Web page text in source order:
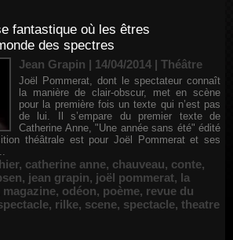
fantastique où les êtres
des spectres
Jean Grapin | 14/04/2014 | Théâtre
Joël Pommerat, dont le spectateur connaît
la manière de clair-obscur, met en scène
pour la première fois un texte qui n’est pas
de lui. Il s’empare du premier texte de
Catherine Anne, "Une année sans été" édité
théâtrale est pour Joël Pommerat et ses
, catherine anne, chauveau, conte,
, jean grapin, joël pommerat, la
magazine, odéon, poème, revue du
, rilke, scene, spectacle, theatre